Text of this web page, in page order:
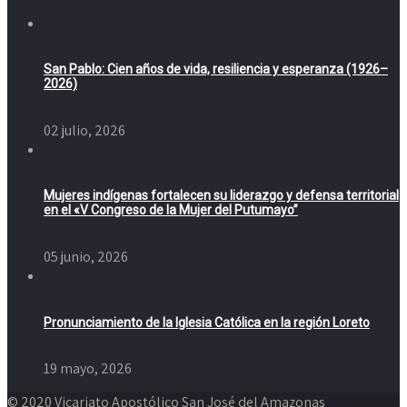
San Pablo: Cien años de vida, resiliencia y esperanza (1926–
2026)
02 julio, 2026
Mujeres indígenas fortalecen su liderazgo y defensa territorial
en el «V Congreso de la Mujer del Putumayo”
05 junio, 2026
Pronunciamiento de la Iglesia Católica en la región Loreto
19 mayo, 2026
© 2020 Vicariato Apostólico San José del Amazonas